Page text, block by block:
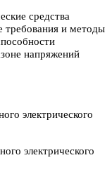
средства
требования и методы
напряжений
электрического
электрического